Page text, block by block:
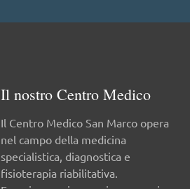
Il nostro Centro Medico
Il Centro Medico San Marco opera
nel campo della medicina
specialistica, diagnostica e
fisioterapia riabilitativa.